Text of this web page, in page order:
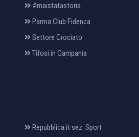
#maistatastoria
Parma Club Fidenza
Settore Crociato
Tifosi in Campania
Repubblica.it sez. Sport